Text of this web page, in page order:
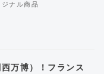
ジナル商品
万博）！フランス